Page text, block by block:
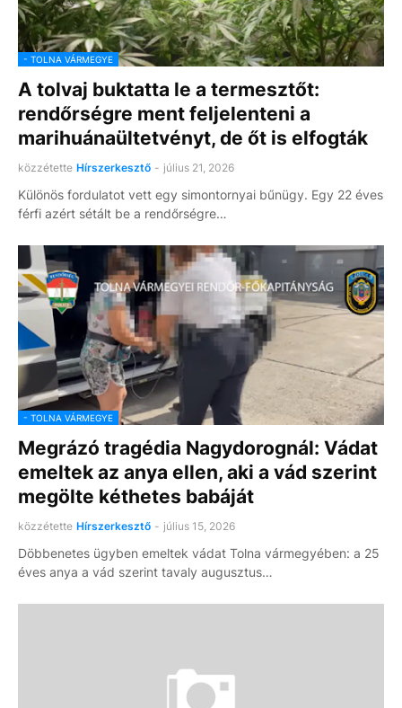
- TOLNA VÁRMEGYE
A tolvaj buktatta le a termesztőt:
rendőrségre ment feljelenteni a
marihuánaültetvényt, de őt is elfogták
közzétette Hírszerkesztő - július 21, 2026
Különös fordulatot vett egy simontornyai bűnügy. Egy 22 éves
férfi azért sétált be a rendőrségre…
- TOLNA VÁRMEGYE
Megrázó tragédia Nagydorognál: Vádat
emeltek az anya ellen, aki a vád szerint
megölte kéthetes babáját
közzétette Hírszerkesztő - július 15, 2026
Döbbenetes ügyben emeltek vádat Tolna vármegyében: a 25
éves anya a vád szerint tavaly augusztus…